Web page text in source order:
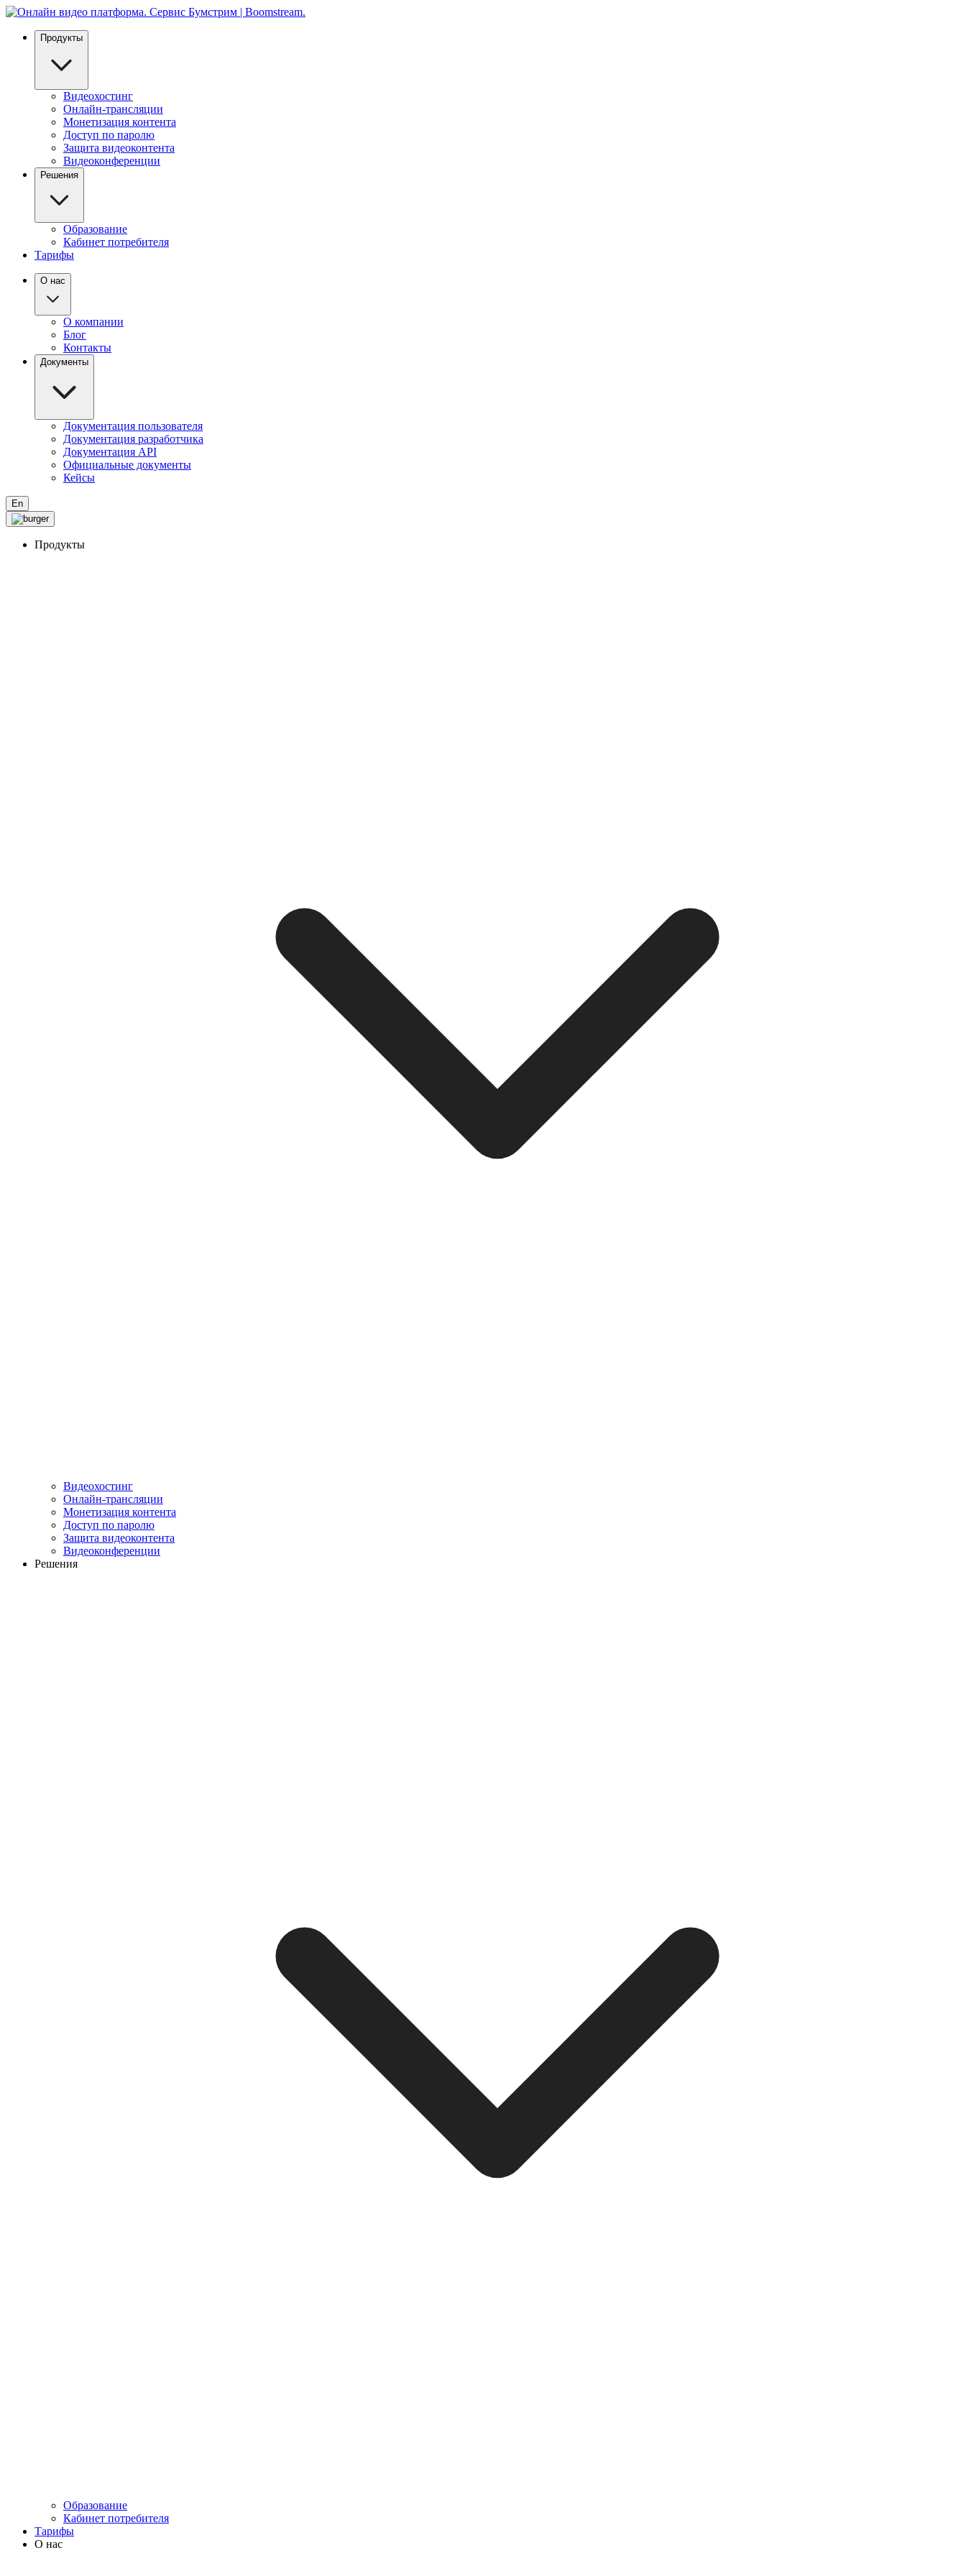
Продукты
Видеохостинг
Онлайн-трансляции
Монетизация контента
Доступ по паролю
Защита видеоконтента
Видеоконференции
Решения
Образование
Кабинет потребителя
Тарифы
О нас
О компании
Блог
Контакты
Документы
Документация пользователя
Документация разработчика
Документация API
Официальные документы
Кейсы
En
Продукты
Видеохостинг
Онлайн-трансляции
Монетизация контента
Доступ по паролю
Защита видеоконтента
Видеоконференции
Решения
Образование
Кабинет потребителя
Тарифы
О нас